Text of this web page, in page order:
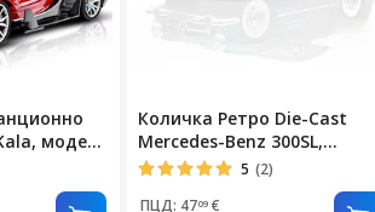
модел
и волан,
Количка Ретро Die-Cast
Mercedes-Benz 300SL,
Мащаб 1:24, Врати тип
Gullwing, Многоцветна
5 (2)
ПЦД: 4709 €